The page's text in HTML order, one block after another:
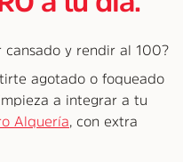
cansado y rendir al 100?
agotado o foqueado
a integrar a tu
Alquería , con extra